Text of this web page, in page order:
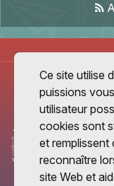
Ce site utilise
puissions
utilisateur
cookies sont
et
reconnaître
site Web et